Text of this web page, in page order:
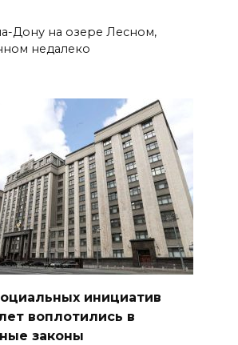
Дону на озере Лесном,
недалеко
инициатив
воплотились в
законы